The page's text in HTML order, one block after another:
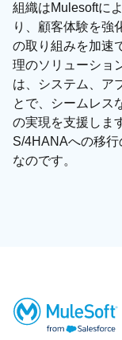
組織はMulesoftに
り、顧客体験を強
の取り組みを加速
理のソリューショ
は、システム、ア
とで、シームレス
の実現を支援しま
S/4HANAへの移
なのです。